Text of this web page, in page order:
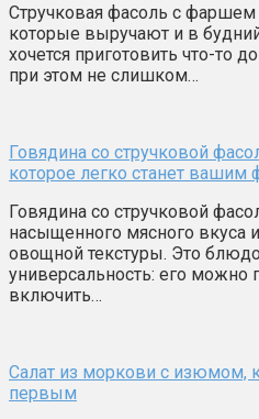
Стручковая фасоль с
которые выручают и в
хочется приготовить что-то
при этом не слишком…
Говядина со стручковой
которое легко станет
Говядина со стручковой
насыщенного мясного вкуса
овощной текстуры. Это
универсальность: его можно
включить…
Салат из моркови с изюмом,
первым